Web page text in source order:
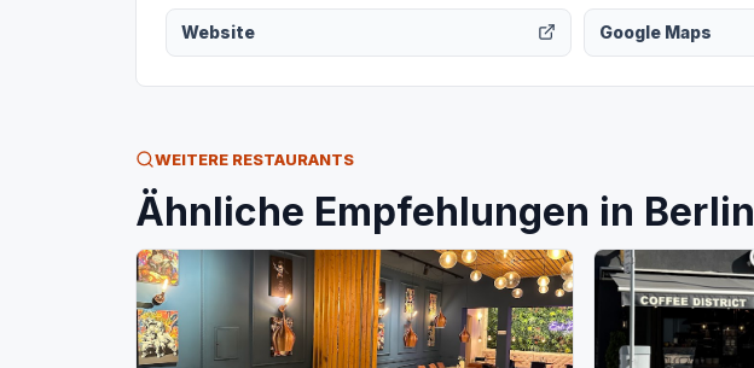
Website Google Maps
WEITERE RESTAURANTS
Ähnliche Empfehlungen in Berlin